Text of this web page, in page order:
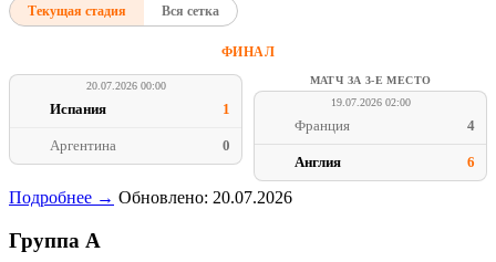
Текущая стадия Вся сетка
ФИНАЛ
20.07.2026 00:00
Испания 1
Аргентина 0
МАТЧ ЗА 3-Е МЕСТО
19.07.2026 02:00
Франция 4
Англия 6
Подробнее → Обновлено: 20.07.2026
Группа A